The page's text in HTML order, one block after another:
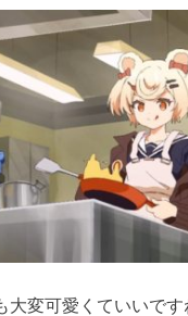
大変可愛くていいです